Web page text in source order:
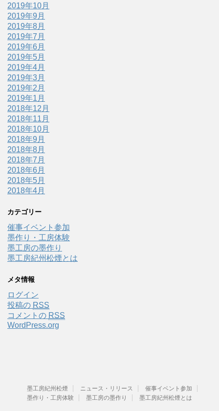
2019年10月
2019年9月
2019年8月
2019年7月
2019年6月
2019年5月
2019年4月
2019年3月
2019年2月
2019年1月
2018年12月
2018年11月
2018年10月
2018年9月
2018年8月
2018年7月
2018年6月
2018年5月
2018年4月
カテゴリー
催事イベント参加
墨作り・工房体験
墨工房の墨作り
墨工房紀州松煙とは
メタ情報
ログイン
投稿の RSS
コメントの RSS
WordPress.org
墨工房紀州松煙 ニュース・リリース
催事イベント参加
墨作り・工房体験
墨工房の墨作り 墨工房紀州松煙とは